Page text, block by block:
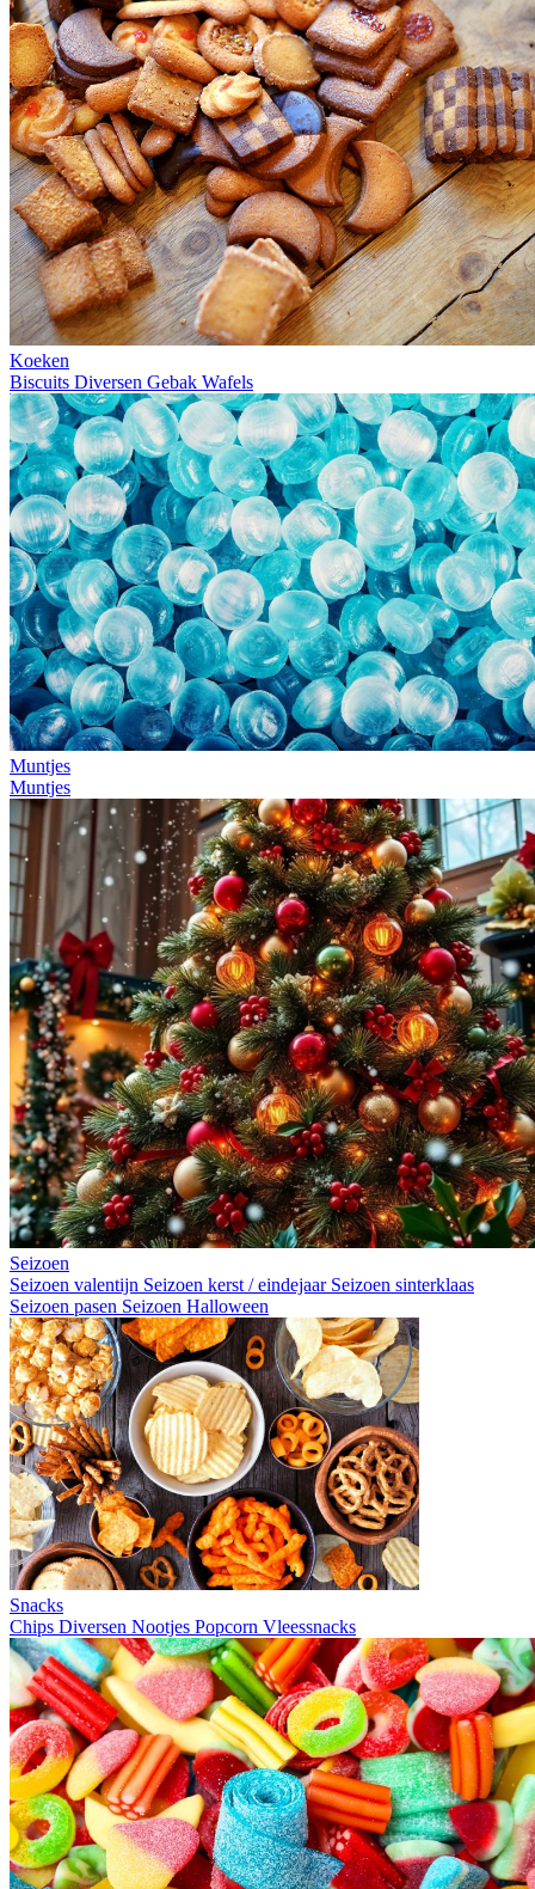
Koeken
Biscuits Diversen Gebak Wafels
Muntjes
Muntjes
Seizoen
Seizoen valentijn Seizoen kerst / eindejaar Seizoen sinterklaas
Seizoen pasen Seizoen Halloween
Snacks
Chips Diversen Nootjes Popcorn Vleessnacks